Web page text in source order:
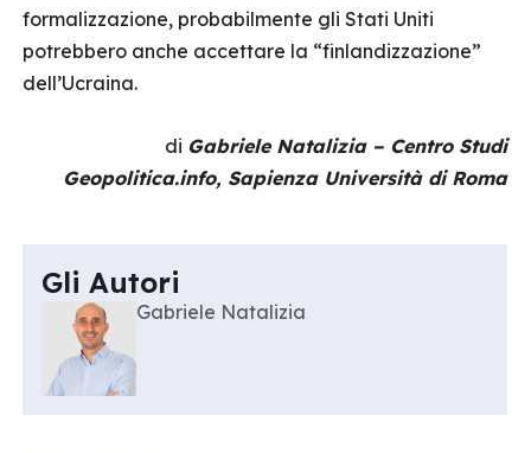
formalizzazione, probabilmente gli Stati Uniti
potrebbero anche accettare la “finlandizzazione”
dell’Ucraina.
di Gabriele Natalizia – Centro Studi
Geopolitica.info, Sapienza Università di Roma
Gli Autori
Gabriele Natalizia